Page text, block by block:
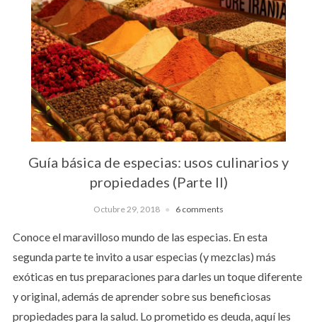
Guía básica de especias: usos culinarios y
propiedades (Parte II)
Octubre 29, 2018 6 comments
Conoce el maravilloso mundo de las especias. En esta
segunda parte te invito a usar especias (y mezclas) más
exóticas en tus preparaciones para darles un toque diferente
y original, además de aprender sobre sus beneficiosas
propiedades para la salud. Lo prometido es deuda, aquí les